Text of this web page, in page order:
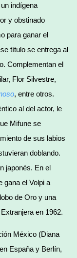
indígena
y obstinado
para ganar el
título se entrega al
Complementan el
Flor Silvestre,
, entre otros.
al del actor, le
Mifune se
de sus labios
doblando.
japonés. En el
gana el Volpi a
de Oro y una
en 1962.
México (Diana
España y Berlín,